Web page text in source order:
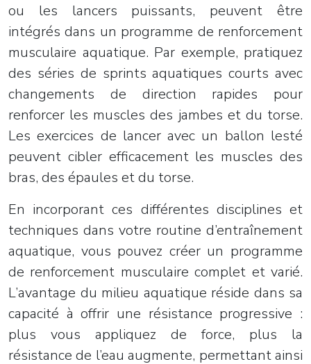
ou les lancers puissants, peuvent être
intégrés dans un programme de renforcement
musculaire aquatique. Par exemple, pratiquez
des séries de sprints aquatiques courts avec
changements de direction rapides pour
renforcer les muscles des jambes et du torse.
Les exercices de lancer avec un ballon lesté
peuvent cibler efficacement les muscles des
bras, des épaules et du torse.
En incorporant ces différentes disciplines et
techniques dans votre routine d’entraînement
aquatique, vous pouvez créer un programme
de renforcement musculaire complet et varié.
L’avantage du milieu aquatique réside dans sa
capacité à offrir une résistance progressive :
plus vous appliquez de force, plus la
résistance de l’eau augmente, permettant ainsi